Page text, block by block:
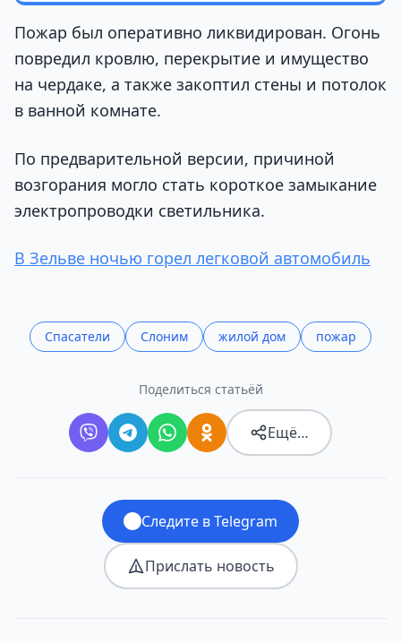
Пожар был оперативно ликвидирован. Огонь
повредил кровлю, перекрытие и имущество
на чердаке, а также закоптил стены и потолок
в ванной комнате.
По предварительной версии, причиной
возгорания могло стать короткое замыкание
электропроводки светильника.
В Зельве ночью горел легковой автомобиль
Спасатели Слоним жилой дом пожар
Поделиться статьёй
Ещё…
Следите в Telegram
Прислать новость